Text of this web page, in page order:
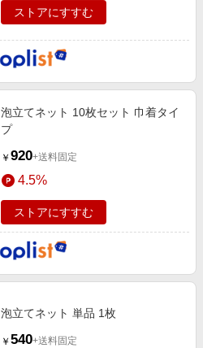
ストアにすすむ
泡立てネット 10枚セット 巾着タイ
プ
￥ 920+送料固定
4.5%
ストアにすすむ
泡立てネット 単品 1枚
￥ 540+送料固定